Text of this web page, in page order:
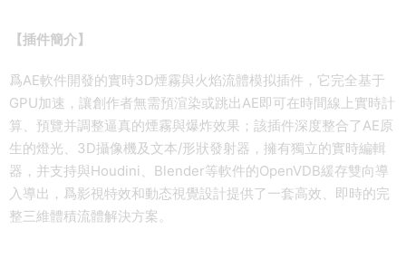
【插件簡介】
爲AE軟件開發的實時3D煙霧與火焰流體模拟插件，它完全基于
GPU加速，讓創作者無需預渲染或跳出AE即可在時間線上實時計
算、預覽并調整逼真的煙霧與爆炸效果；該插件深度整合了AE原
生的燈光、3D攝像機及文本/形狀發射器，擁有獨立的實時編輯
器，并支持與Houdini、Blender等軟件的OpenVDB緩存雙向導
入導出，爲影視特效和動态視覺設計提供了一套高效、即時的完
整三維體積流體解決方案。